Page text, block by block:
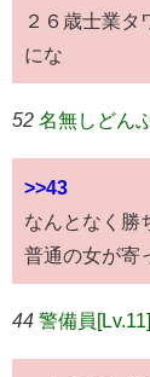
２６歳士業タ
にな
52 名無しどん
>>43
なんとなく勝
普通の女が寄
44 警備員